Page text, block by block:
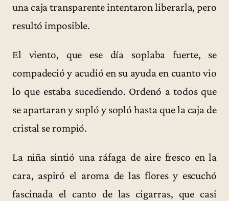
una caja transparente intentaron liberarla, pero
resultó imposible.
El viento, que ese día soplaba fuerte, se
compadeció y acudió en su ayuda en cuanto vio
lo que estaba sucediendo. Ordenó a todos que
se apartaran y sopló y sopló hasta que la caja de
cristal se rompió.
La niña sintió una ráfaga de aire fresco en la
cara, aspiró el aroma de las flores y escuchó
fascinada el canto de las cigarras, que casi